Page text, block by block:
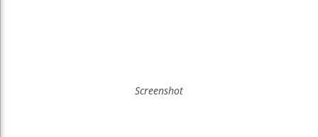
Screenshot